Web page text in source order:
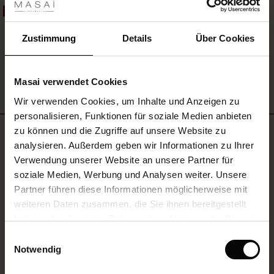
Zustimmung Details Über Cookies
Masai verwendet Cookies
Wir verwenden Cookies, um Inhalte und Anzeigen zu
personalisieren, Funktionen für soziale Medien anbieten
zu können und die Zugriffe auf unsere Website zu
analysieren. Außerdem geben wir Informationen zu Ihrer
Verwendung unserer Website an unsere Partner für
soziale Medien, Werbung und Analysen weiter. Unsere
Partner führen diese Informationen möglicherweise mit
weiteren Daten zusammen, die Sie ihnen bereitgestellt
haben oder die sie im Rahmen Ihrer Nutzung der Dienste
Notwendig
(Sale)
Sale
Sale
First Layers
Begins – Pre-Autumn 2026
Ease - Summer 2026
- Summer 2026
- Spring 2026
– Spring 2026
Sets
Leinen
– Ihre Garderobe beginnt hier
50%
Klobige Goldene Ohrringe
19,00 €
BEWERTUNGEN
0.0
0.0
star
rating
Auf der Grundlage von 0 Bewertungen
EINE BEWERTUNG SCHREIBEN